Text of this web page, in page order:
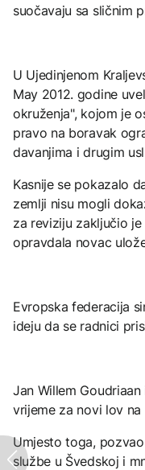
suočavaju sa sličnim
U Ujedinjenom
May 2012. godine
okruženja", kojom je
pravo na boravak
davanjima i drugim
Kasnije se pokazalo
zemlji nisu mogli
za reviziju zaključio
opravdala novac
Evropska federacija
ideju da se radnici
Jan Willem
vrijeme za novi lov na
Umjesto toga,
službe u Švedskoj i